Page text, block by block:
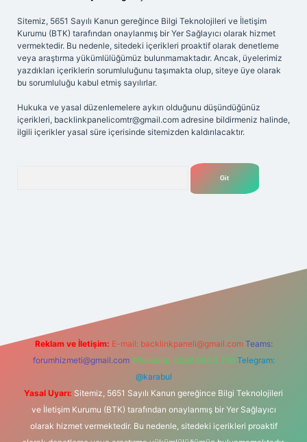
Sitemiz, 5651 Sayılı Kanun gereğince Bilgi Teknolojileri ve İletişim
Kurumu (BTK) tarafından onaylanmış bir Yer Sağlayıcı olarak hizmet
vermektedir. Bu nedenle, sitedeki içerikleri proaktif olarak denetleme
veya araştırma yükümlülüğümüz bulunmamaktadır. Ancak, üyelerimiz
yazdıkları içeriklerin sorumluluğunu taşımakta olup, siteye üye olarak
bu sorumluluğu kabul etmiş sayılırlar.
Hukuka ve yasal düzenlemelere aykırı olduğunu düşündüğünüz
içerikleri, backlinkpanelicomtr@gmail.com adresine bildirmeniz halinde,
ilgili içerikler yasal süre içerisinde sitemizden kaldırılacaktır.
Reklam ve İletişim: E-mail: backlinkpaneli@gmail.com Teams:
forumhizmeti@gmail.com Whatsapp: 0262 606 0 726 Telegram:
@karabul
Yasal Uyarı: Sitemiz, 5651 Sayılı Kanun gereğince Bilgi Teknolojileri
ve İletişim Kurumu (BTK) tarafından onaylanmış bir Yer Sağlayıcı
olarak hizmet vermektedir. Bu nedenle, sitedeki içerikleri proaktif